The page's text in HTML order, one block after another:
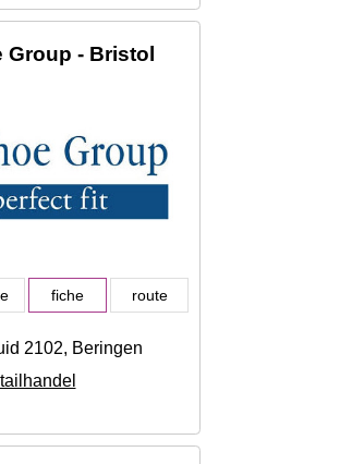
Group - Bristol
fiche route
2102, Beringen